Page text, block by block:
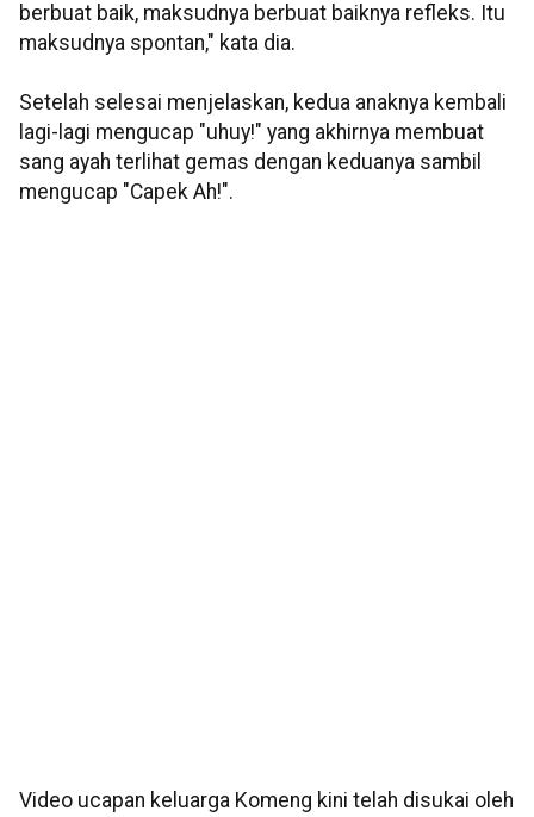
berbuat baik, maksudnya berbuat baiknya refleks. Itu
maksudnya spontan," kata dia.
Setelah selesai menjelaskan, kedua anaknya kembali
lagi-lagi mengucap "uhuy!" yang akhirnya membuat
sang ayah terlihat gemas dengan keduanya sambil
mengucap "Capek Ah!".
Video ucapan keluarga Komeng kini telah disukai oleh